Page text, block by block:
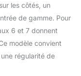
plus
toute la
de
à faible
de
dans
les côtés, un
de gamme. Pour
6 et 7 donnent
modèle convient
régularité de